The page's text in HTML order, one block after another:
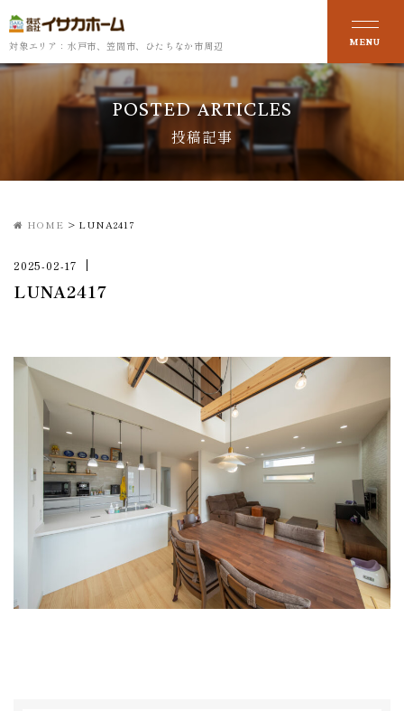
対象エリア：水戸市、笠間市、ひたちなか市周辺
POSTED ARTICLES
投稿記事
HOME > LUNA2417
2025-02-17
LUNA2417